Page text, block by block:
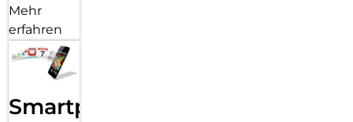
Mehr
erfahren
Smartphone